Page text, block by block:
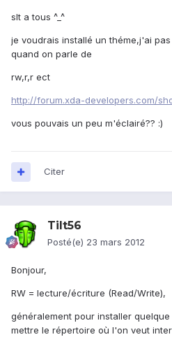
slt a tous ^_^
je voudrais installé un théme,j'ai
quand on parle de
rw,r,r ect
http://forum.xda-developers.com/
vous pouvais un peu m'éclairé?? :)
Citer
Tilt56
Posté(e) 23 mars 2012
Bonjour,
RW = lecture/écriture (Read/Write),
généralement pour installer
mettre le répertoire où l'on veut